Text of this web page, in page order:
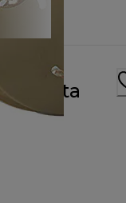
pasta